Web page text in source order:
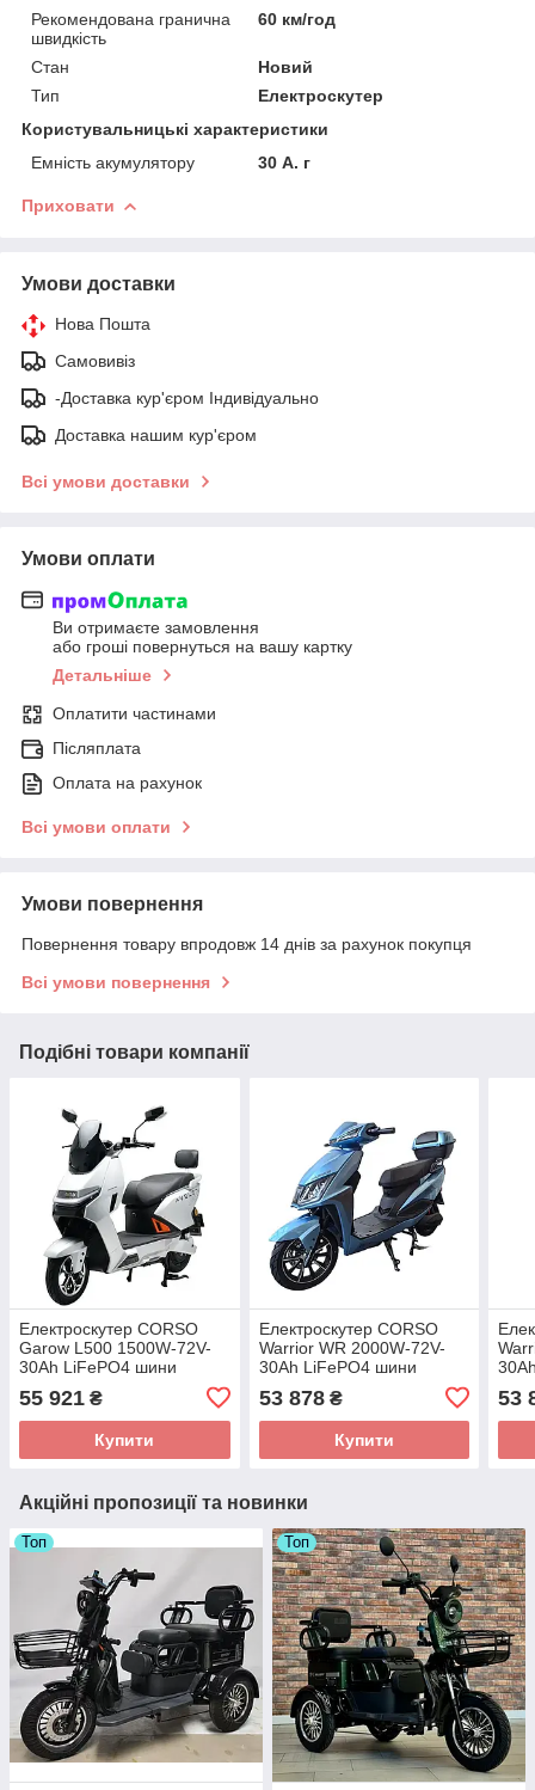
Рекомендована гранична
швидкість
60 км/год
Стан
Новий
Тип
Електроскутер
Користувальницькі характеристики
Емність акумулятору
30 А. г
Приховати
Умови доставки
Нова Пошта
Самовивіз
-Доставка кур'єром Індивідуально
Доставка нашим кур'єром
Всі умови доставки
Умови оплати
Ви отримаєте замовлення
або гроші повернуться на вашу картку
Детальніше
Оплатити частинами
Післяплата
Оплата на рахунок
Всі умови оплати
Умови повернення
Повернення товару впродовж 14 днів за рахунок покупця
Всі умови повернення
Подібні товари компанії
Електроскутер CORSO
Garow L500 1500W-72V-
30Ah LiFePO4 шини
55 921 ₴
Купити
Електроскутер CORSO
Warrior WR 2000W-72V-
30Ah LiFePO4 шини
53 878₴
Купити
53
Акційні пропозиції та новинки
Топ Топ